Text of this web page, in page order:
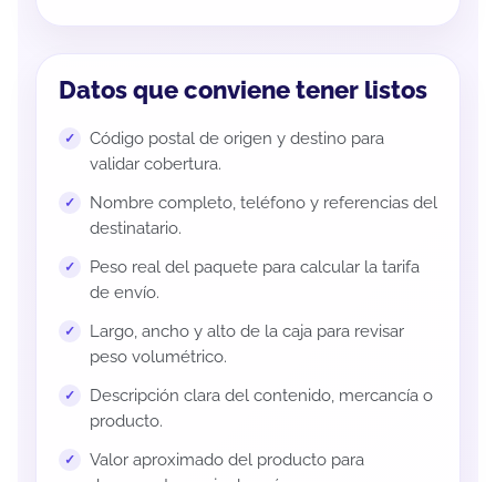
Datos que conviene tener listos
Código postal de origen y destino para
validar cobertura.
Nombre completo, teléfono y referencias del
destinatario.
Peso real del paquete para calcular la tarifa
de envío.
Largo, ancho y alto de la caja para revisar
peso volumétrico.
Descripción clara del contenido, mercancía o
producto.
Valor aproximado del producto para